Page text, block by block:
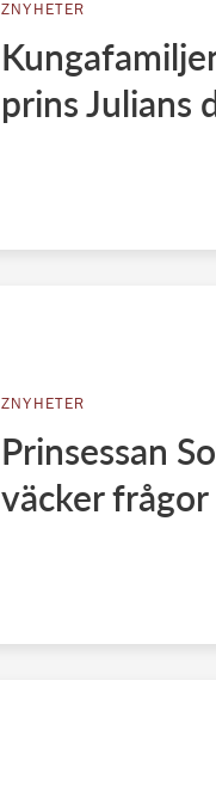
ZNYHETER
prins Julians
ZNYHETER
Prinsessan
väcker frågor